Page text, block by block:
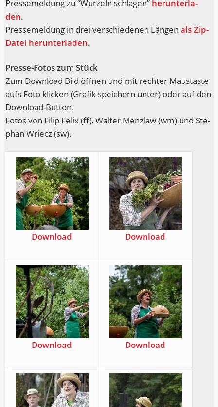
Pres­se­mel­dung zu “Wur­zeln schla­gen” her­un­ter­la­
den.
Pres­se­mel­dung in drei ver­schie­de­nen Län­genals Zip-
Datei her­un­ter­la­den.
Pres­se-Fotos zum Stück
Zum Down­load Bild öff­nen und mit rech­ter Maus­tas­te
aufs Foto kli­cken (Gra­fik spei­chern unter) oder auf den
Download-Button.
Fotos von Filip Felix (ff), Wal­ter Menz­law (wm) und Ste­
phan Wriecz (sw).
Down­load Down­load
Down­load Down­load